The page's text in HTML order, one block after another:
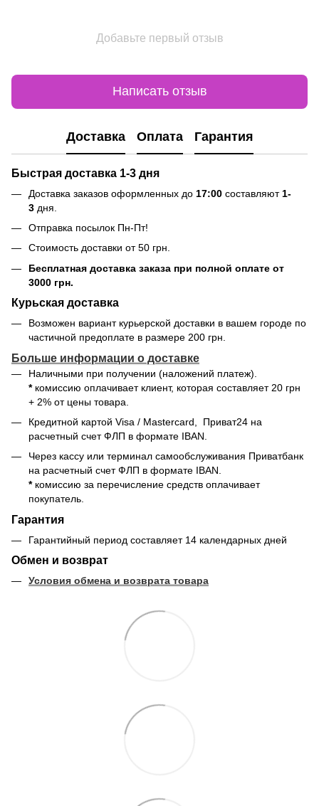
Добавьте первый отзыв
Написать отзыв
Доставка Оплата Гарантия
Быстрая доставка 1-3 дня
Доставка заказов оформленных до 17:00 составляют1-
3 дня.
Отправка посылок Пн-Пт!
Стоимость доставки от 50 грн.
Бесплатная доставка заказа при полной оплате от
3000 грн.
Курьская доставка
Возможен вариант курьерской доставки в вашем городе по
частичной предоплате в размере 200 грн.
Больше информации о доставке
Наличными при получении (наложений платеж).
* комиссию оплачивает клиент, которая составляет 20 грн
+ 2% от цены товара.
Кредитной картой Visa / Mastercard, Приват24 на
расчетный счет ФЛП в формате IBAN.
Через кассу или терминал самообслуживания Приватбанк
на расчетный счет ФЛП в формате IBAN.
* комиссию за перечисление средств оплачивает
покупатель.
Гарантия
Гарантийный период составляет 14 календарных дней
Обмен и возврат
Условия обмена и возврата товара